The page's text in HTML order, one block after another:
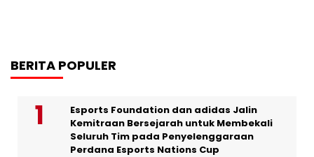
BERITA POPULER
Esports Foundation dan adidas Jalin
Kemitraan Bersejarah untuk Membekali
Seluruh Tim pada Penyelenggaraan
Perdana Esports Nations Cup